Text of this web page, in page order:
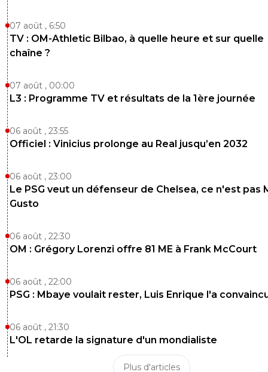
07 août , 6:50
TV : OM-Athletic Bilbao, à quelle heure et sur quelle
chaîne ?
07 août , 00:00
L3 : Programme TV et résultats de la 1ère journée
06 août , 23:55
Officiel : Vinicius prolonge au Real jusqu’en 2032
06 août , 23:00
Le PSG veut un défenseur de Chelsea, ce n'est pas
Gusto
06 août , 22:30
OM : Grégory Lorenzi offre 81 ME à Frank McCourt
06 août , 22:00
PSG : Mbaye voulait rester, Luis Enrique l'a
06 août , 21:30
L'OL retarde la signature d'un mondialiste
Plus d'articles